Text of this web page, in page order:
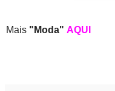
Mais "Moda" AQUI